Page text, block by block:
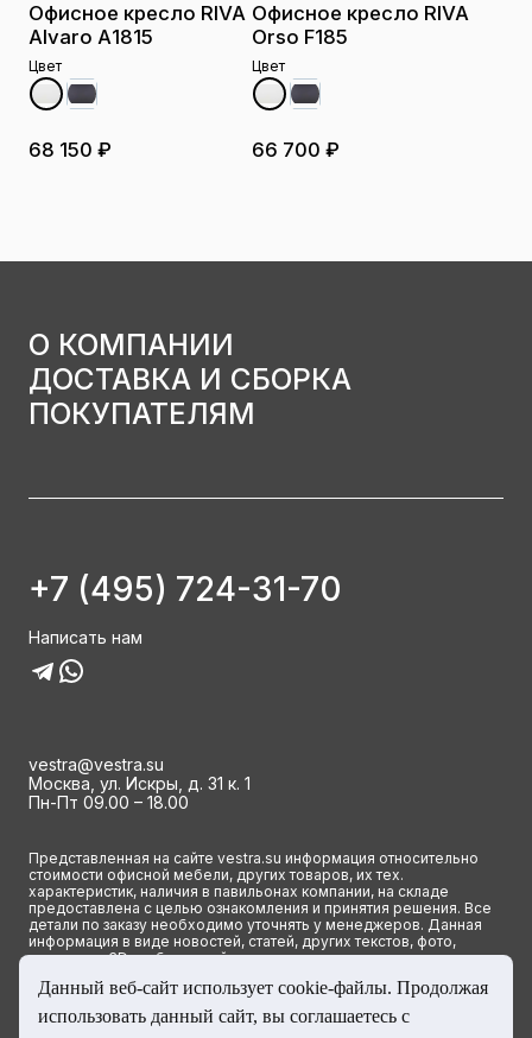
Офисное кресло RIVA
Alvaro А1815
Цвет
68 150 ₽
Офисное кресло RIVA
Orso F185
Цвет
66 700 ₽
О КОМПАНИИ
ДОСТАВКА И СБОРКА
ПОКУПАТЕЛЯМ
+7 (495) 724-31-70
Написать нам
vestra@vestra.su
Москва, ул. Искры, д. 31 к. 1
Пн-Пт 09.00 – 18.00
Представленная на сайте vestra.su информация относительно
стоимости офисной мебели, других товаров, их тех.
характеристик, наличия в павильонах компании, на складе
предоставлена с целью ознакомления и принятия решения. Все
детали по заказу необходимо уточнять у менеджеров. Данная
информация в виде новостей, статей, других текстов, фото,
картинок и 3D изображений ни при каких условиях не является
положениями ст. 437(2) Гражданского кодекса РФ.
© 2023 Группа компаний ВЕСТРА. Все права сайта защищены
Данный веб-сайт использует cookie-файлы. Продолжая
использовать данный сайт, вы соглашаетесь с